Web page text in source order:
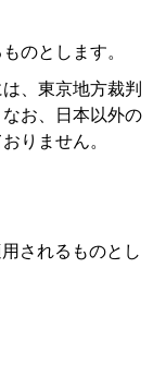
のとします。
、東京地方裁判
お、日本以外の
りません。
されるものとし